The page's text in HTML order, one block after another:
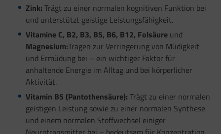
Zink: Trägt zu einer normalen kognitiven Funktion bei
und unterstützt geistige Leistungsfähigkeit.
Vitamine C, B2, B3, B5, B6, B12, Folsäure und
Magnesium:Tragen zur Verringerung von Müdigkeit
und Ermüdung bei – ein wichtiger Faktor für
anhaltende Energie im Alltag und bei körperlicher
Aktivität.
Vitamin B5 (Pantothensäure): Trägt zu einer normalen
geistigen Leistung sowie zu einer normalen Synthese
und einem normalen Stoffwechsel einiger